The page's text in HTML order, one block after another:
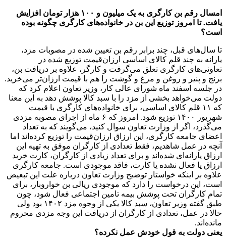
امسال رقم بن کارگری به یک میلیون و ۱۰۰ هزار تومان افزایش
یافت. تا امروز توزیع این بن در خانواده‌های کارگری چگونه بوده
است؟
تا سال‌های قبل، چند برابر رقم بن تعیین شده در مصوبات مزد،
یارانه به چند قلم کالای اساسی ارزان‌قیمت توزیع شده در
تعاونی‌های کارگری تعلق می‌گرفت و کارگر، علاوه بر دریافت بن،
برنج و پنیر و روغن و مرغ و گوشت را هم با قیمت ارزان‌تر می‌خرید.
در جلسه اسفند ماه شورای عالی کار، وزیر تعاون اعلام کرد که
دولت می‌خواهد بخشی از مزد را با سبد کالا پوشش دهد به این معنا
که ۱۱ قلم کالای اساسی، برای خانواده‌های کارگری با قیمت
شهریور ۱۴۰۰ توزیع شود. امروز که ۶ ماه از اجرای مصوبه مزدی
می‌گذرد، اگر از وزارت تعاون سوال کنید، می‌گویند که به تعداد
اعضای جامعه کارگری، این ارزاق ارزان‌قیمت را توزیع کرده‌اند اما
آنچه در عمل شاهدیم، فقط تعدادی از کارگران موفق به تهیه این
ارزاق یارانه‌ای شده‌اند و برای تعداد زیادی از کارگران، کارت خرید
ارزاق یا فعال نشده یا کارت، فاقد موجودی است. جامعه کارگری
علاوه بر اینکه خواستار توضیح وزارت تعاون درباره علت این تبعیض
است، این درخواست را دارد که موجودی ریالی بن خواروبار، برای
تمام کارگران تحت پوشش بیمه تامین اجتماعی فعال شود، چون
طبق گفته وزیر تعاون، سبد کالا یکی از وجوه مزد ۱۴۰۲ بود ولی
حالا در عمل، تعدادی از کارگران از دریافت این وجه مزدی محروم
مانده‌اند.
یعنی دولت به قول خودش عمل نکرده؟